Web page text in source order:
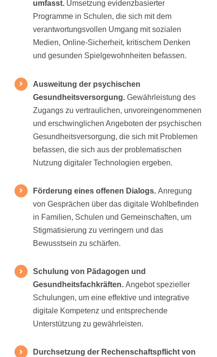
umfasst. Umsetzung evidenzbasierter
Programme in Schulen, die sich mit dem
verantwortungsvollen Umgang mit sozialen
Medien, Online-Sicherheit, kritischem Denken
und gesunden Spielgewohnheiten befassen.
Ausweitung der psychischen
Gesundheitsversorgung. Gewährleistung des
Zugangs zu vertraulichen, unvoreingenommenen
und erschwinglichen Angeboten der psychischen
Gesundheitsversorgung, die sich mit Problemen
befassen, die sich aus der problematischen
Nutzung digitaler Technologien ergeben.
Förderung eines offenen Dialogs. Anregung
von Gesprächen über das digitale Wohlbefinden
in Familien, Schulen und Gemeinschaften, um
Stigmatisierung zu verringern und das
Bewusstsein zu schärfen.
Schulung von Pädagogen und
Gesundheitsfachkräften. Angebot spezieller
Schulungen, um eine effektive und integrative
digitale Kompetenz und entsprechende
Unterstützung zu gewährleisten.
Durchsetzung der Rechenschaftspflicht von